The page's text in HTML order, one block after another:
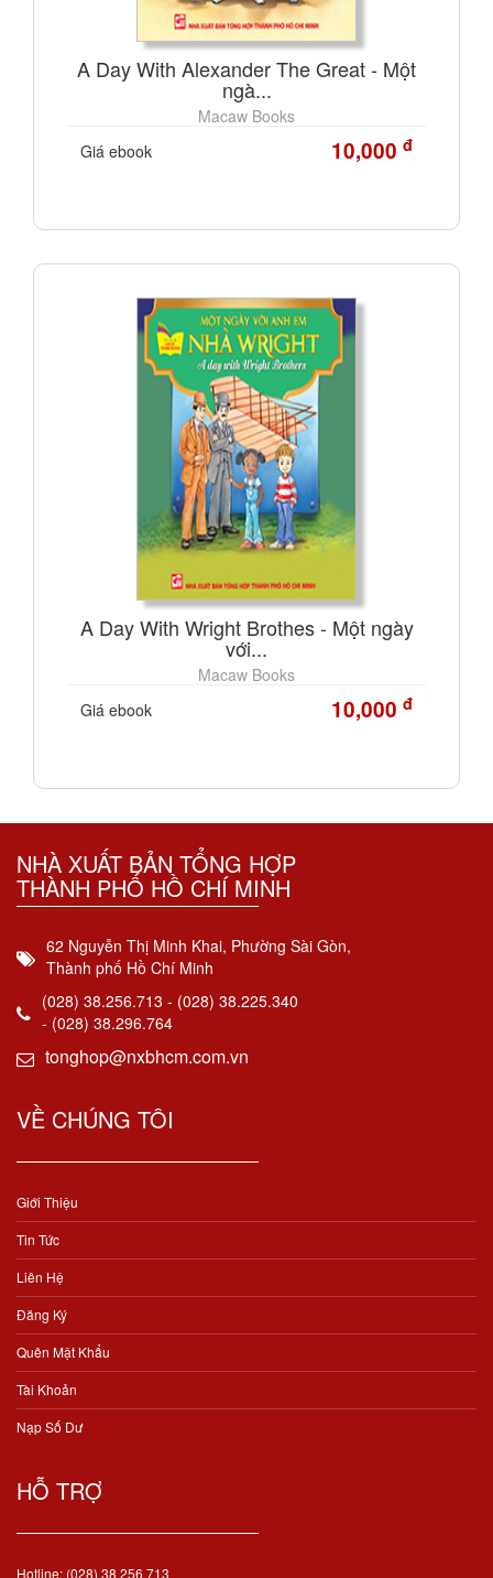
A Day With Alexander The Great - Một
ngà...
Macaw Books
Giá ebook
10,000 đ
A Day With Wright Brothes - Một ngày
với...
Macaw Books
Giá ebook
10,000 đ
NHÀ XUẤT BẢN TỔNG HỢP
THÀNH PHỐ HỒ CHÍ MINH
62 Nguyễn Thị Minh Khai, Phường Sài Gòn,
Thành phố Hồ Chí Minh
(028) 38.256.713 - (028) 38.225.340
- (028) 38.296.764
tonghop@nxbhcm.com.vn
VỀ CHÚNG TÔI
Giới Thiệu
Tin Tức
Liên Hệ
Đăng Ký
Quên Mật Khẩu
Tài Khoản
Nạp Số Dư
HỖ TRỢ
Hotline: (028) 38 256 713